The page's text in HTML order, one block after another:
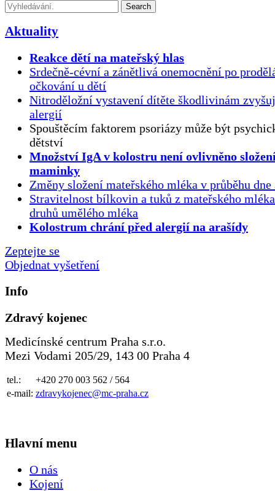
Search
Aktuality
Reakce dětí na mateřský hlas
Srdečně-cévní a zánětlivá onemocnění po
očkování u dětí
Nitroděložní vystavení dítěte škodlivinám
alergií
Spouštěcím faktorem psoriázy může být
dětství
Množství IgA v kolostru není ovlivněno
maminky
Změny složení mateřského mléka v průběhu dne
Stravitelnost bílkovin a tuků z mateřského
druhů umělého mléka
Kolostrum chrání před alergií na arašídy
Zeptejte se
Objednat vyšetření
Info
Zdravý kojenec
Medicínské centrum Praha s.r.o.
Mezi Vodami 205/29, 143 00 Praha 4
tel.:
+420 270 003 562 / 564
e-mail: zdravykojenec@mc-praha.cz
Hlavní menu
O nás
Kojení